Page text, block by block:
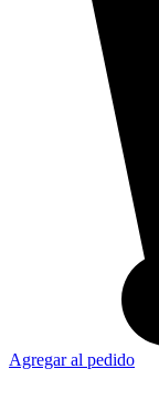
Agregar al pedido